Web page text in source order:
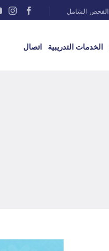
الفحص الشامل
الخدمات التدريبية اتصال